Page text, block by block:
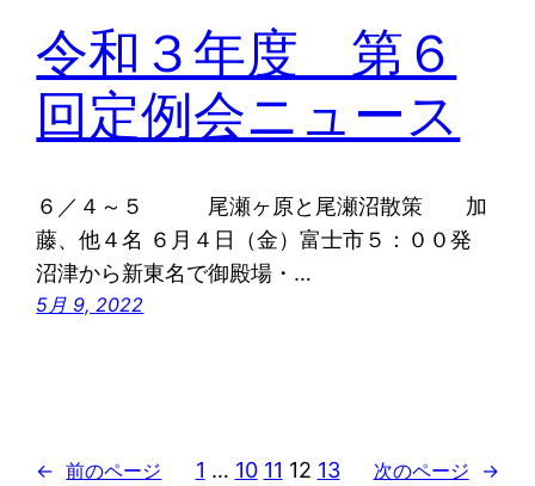
令和３年度 第６
回定例会ニュース
６／４～５ 尾瀬ヶ原と尾瀬沼散策 加
藤、他４名 ６月４日（金）富士市５：００発
沼津から新東名で御殿場・…
5月 9, 2022
← 前のページ 1 … 10 11 12 13 次のページ →